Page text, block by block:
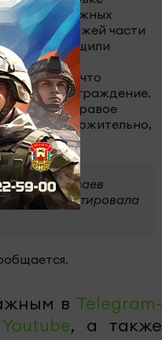
Набережных
с проезжей части
нам сообщили
видно, что
ограждение.
переднее правое
Предположительно,
или же
трамваев
прокомментировала
в Telegram-
Youtube, а также